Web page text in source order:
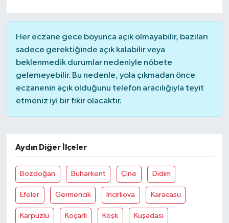
Her eczane gece boyunca açık olmayabilir, bazıları
sadece gerektiğinde açık kalabilir veya
beklenmedik durumlar nedeniyle nöbete
gelemeyebilir. Bu nedenle, yola çıkmadan önce
eczanenin açık olduğunu telefon aracılığıyla teyit
etmeniz iyi bir fikir olacaktır.
Aydın Diğer İlçeler
Bozdoğan Buharkent Çine Didim
Efeler Germencik İncirliova Karacasu
Karpuzlu Koçarli Köşk Kuşadasi